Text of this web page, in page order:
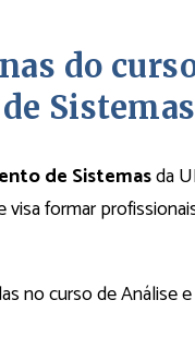
do
de Sistemasda
visa formar
no curso de Análise